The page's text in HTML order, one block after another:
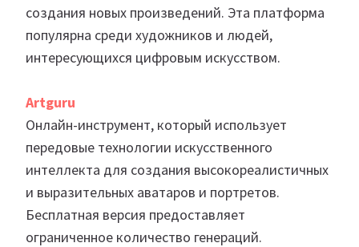
создания новых произведений. Эта платформа
популярна среди художников и людей,
интересующихся цифровым искусством.
Artguru
Онлайн-инструмент, который использует
передовые технологии искусственного
интеллекта для создания высокореалистичных
и выразительных аватаров и портретов.
Бесплатная версия предоставляет
ограниченное количество генераций.